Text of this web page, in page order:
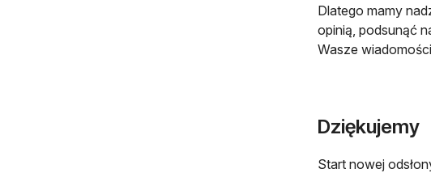
Dlatego mamy
opinią, podsunąć
Wasze
Dziękujemy
Start nowej